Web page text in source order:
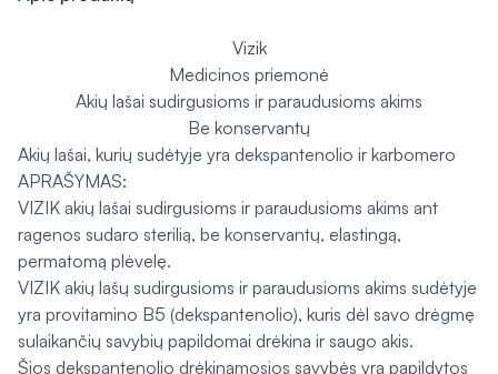
Vizik
Medicinos priemonė
Akių lašai sudirgusioms ir paraudusioms akims
Be konservantų
Akių lašai, kurių sudėtyje yra dekspantenolio ir karbomero
APRAŠYMAS:
VIZIK akių lašai sudirgusioms ir paraudusioms akims ant
ragenos sudaro sterilią, be konservantų, elastingą,
permatomą plėvelę.
VIZIK akių lašų sudirgusioms ir paraudusioms akims sudėtyje
yra provitamino B5 (dekspantenolio), kuris dėl savo drėgmę
sulaikančių savybių papildomai drėkina ir saugo akis.
Šios dekspantenolio drėkinamosios savybės yra papildytos